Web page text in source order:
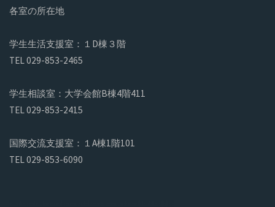
各室の所在地
学生生活支援室：１D棟３階
TEL 029-853-2465
学生相談室：大学会館B棟4階411
TEL 029-853-2415
国際交流支援室：１A棟1階101
TEL 029-853-6090